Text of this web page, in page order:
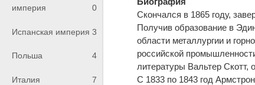
империя
0
Испанская империя 3
Польша 4
Италия 7
Скончался в 1865 году,
Получив образование в
области металлургии и
российской
литературы Вальтер Скотт,
С 1833 по 1843 год